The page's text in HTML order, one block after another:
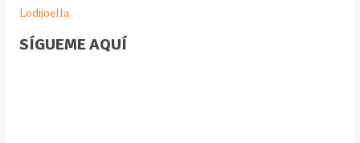
Lodijoella
SÍGUEME AQUÍ